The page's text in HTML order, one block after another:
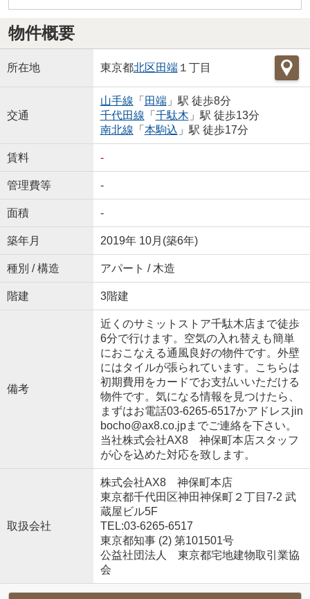
物件概要
所在地 東京都北区田端１丁目
交通
山手線 「 田端」駅 徒歩8分
千代田線 「 千駄木 」駅 徒歩13分
南北線 「 本駒込 」駅 徒歩17分
賃料 -
管理費等 -
面積 -
築年月 2019年 10月(築6年)
種別 / 構造 アパート / 木造
階建 3階建
備考
近くのサミットストア千駄木店まで徒歩
6分で行けます。空気の入れ替えも簡単
におこなえる通風良好の物件です。外壁
にはタイルが張られています。こちらは
初期費用をカードでお支払いいただける
物件です。気になる情報を見つけたら、
まずはお電話03-6265-6517かアドレスjin
bocho@ax8.co.jpまでご連絡を下さい。
当社株式会社AX8 神保町本店スタッフ
が心を込めた対応を致します。
取扱会社
株式会社AX8 神保町本店
東京都千代田区神田神保町２丁目7-2 武
蔵屋ビル5F
TEL:03-6265-6517
東京都知事 (2) 第101501号
公益社団法人 東京都宅地建物取引業協
会